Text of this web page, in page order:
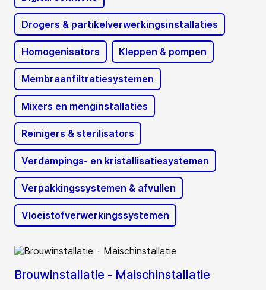
Drogers & partikelverwerkingsinstallaties
Homogenisators Kleppen & pompen
Membraanfiltratiesystemen
Mixers en menginstallaties
Reinigers & sterilisators
Verdampings- en kristallisatiesystemen
Verpakkingssystemen & afvullen
Vloeistofverwerkingssystemen
Brouwinstallatie - Maischinstallatie